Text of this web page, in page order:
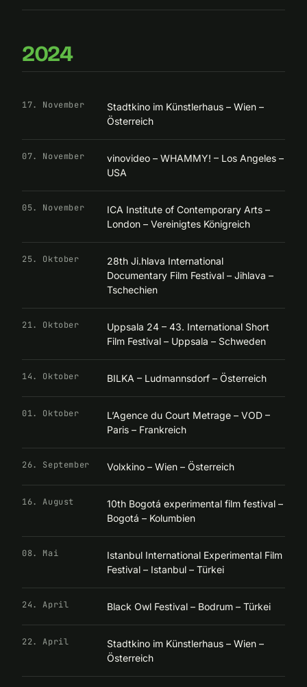
2024
17. November
Stadtkino im Künstlerhaus – Wien –
Österreich
07. November
vinovideo – WHAMMY! – Los Angeles –
USA
05. November
ICA Institute of Contemporary Arts –
London – Vereinigtes Königreich
25. Oktober
28th Ji.hlava International
Documentary Film Festival – Jihlava –
Tschechien
21. Oktober
Uppsala 24 – 43. International Short
Film Festival – Uppsala – Schweden
14. Oktober BILKA – Ludmannsdorf – Österreich
01. Oktober
L’Agence du Court Metrage – VOD –
Paris – Frankreich
26. September Volxkino – Wien – Österreich
16. August
10th Bogotá experimental film festival –
Bogotá – Kolumbien
08. Mai
Istanbul International Experimental Film
Festival – Istanbul – Türkei
24. April Black Owl Festival – Bodrum – Türkei
22. April
Stadtkino im Künstlerhaus – Wien –
Österreich